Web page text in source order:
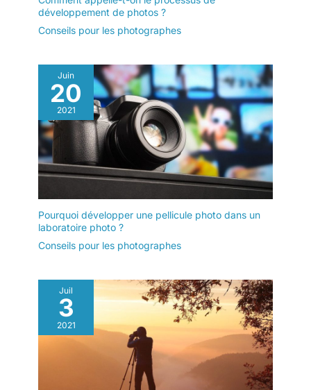
développement de photos ?
Conseils pour les photographes
Juin
20
2021
Pourquoi développer une pellicule photo dans un
laboratoire photo ?
Conseils pour les photographes
Juil
3
2021